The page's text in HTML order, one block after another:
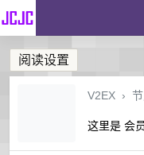
阅读设置
V2EX ›
这里是 会